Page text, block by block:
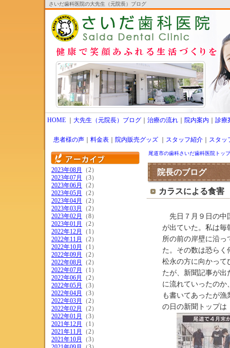
さいだ歯科医院の大先生（元院長）ブログ
HOME｜ 大先生（元院長）ブログ｜ 治療の流れ｜ 院内案内 診療
患者様の声｜ 料金表｜ 院内販売グッズ スタッフ紹介｜ スタッ
2023年08月
（2）
2023年07月
（3）
2023年06月
（2）
2023年05月
（2）
2023年04月
（2）
2023年03月
（2）
2023年02月
（8）
2023年01月
（2）
2022年12月
（1）
2022年11月
（2）
2022年10月
（1）
2022年09月
（2）
2022年08月
（2）
2022年07月
（1）
2022年06月
（2）
2022年05月
（3）
2022年04月
（3）
2022年03月
（2）
2022年02月
（2）
2022年01月
（3）
2021年12月
（1）
2021年11月
（2）
2021年10月
（3）
尾道市の歯科さいだ歯科医院トッ
院長のブログ
カラスによる食害
先日７月９日の中
が出ていた。私は毎
所の前の岸壁に沿っ
た。その数は恐らく
松永の方に向かって
たが、新聞記事が出
に流れていったのか
も書いてあったが
の日の新聞トップは